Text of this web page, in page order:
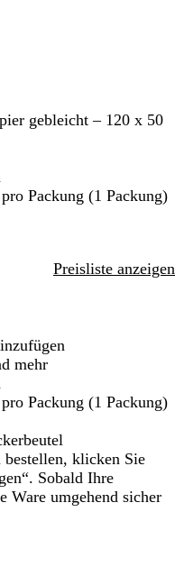
gebleicht – 120 x 50
Packung (1 Packung)
Preisliste anzeigen
mehr
Packung (1 Packung)
klicken Sie
Sobald Ihre
Ware umgehend sicher